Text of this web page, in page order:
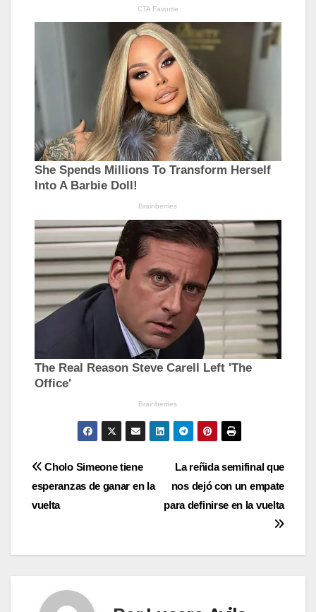
Navegación
de
La reñida semifinal que
nos dejó con un empate
para definirse en la vuelta
Cholo Simeone tiene
esperanzas de ganar en la
vuelta